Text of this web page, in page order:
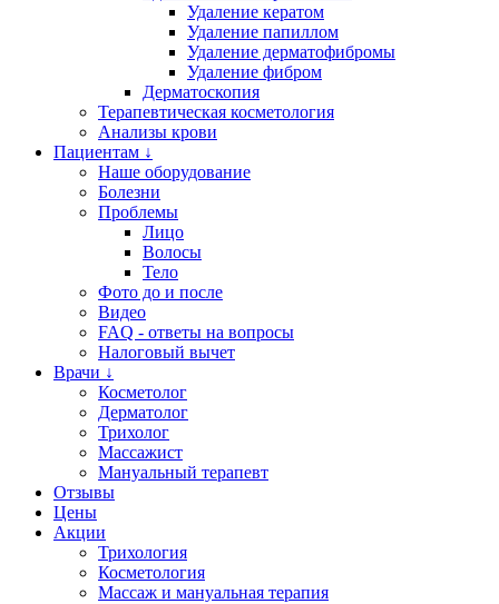
Удаление кератом
Удаление папиллом
Удаление дерматофибромы
Удаление фибром
Дерматоскопия
Терапевтическая косметология
Анализы крови
Пациентам ↓
Наше оборудование
Болезни
Проблемы
Лицо
Волосы
Тело
Фото до и после
Видео
FAQ - ответы на вопросы
Налоговый вычет
Врачи ↓
Косметолог
Дерматолог
Трихолог
Массажист
Мануальный терапевт
Отзывы
Цены
Акции
Трихология
Косметология
Массаж и мануальная терапия